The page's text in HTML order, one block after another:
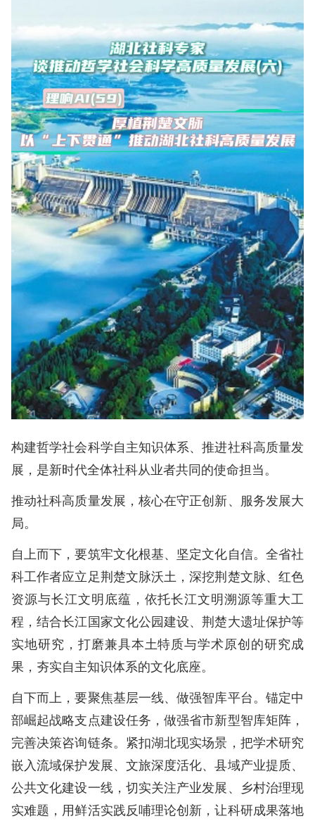
构建哲学社会科学自主知识体系、推进社科高质量发
展，是新时代全体社科从业者共同的使命担当。
推动社科高质量发展，核心在守正创新、服务发展大
局。
自上而下，要筑牢文化根基、坚定文化自信。全省社
科工作者应立足荆楚文脉沃土，深挖荆楚文脉、红色
资源与长江文明底蕴，依托长江文明溯源等重大工
程，结合长江国家文化公园建设、荆楚大遗址保护等
实地研究，打磨兼具本土特质与学术原创的研究成
果，夯实自主知识体系的文化底座。
自下而上，要聚焦基层一线、做强智库平台。锚定中
部崛起战略支点建设任务，做强省市新型智库矩阵，
完善决策咨询链条。紧扣湖北现实场景，把学术研究
嵌入流域保护发展、文旅深度活化、县域产业提质、
公共文化建设一线，切实关注产业发展、乡村治理现
实难题，用鲜活实践反哺理论创新，让科研成果落地